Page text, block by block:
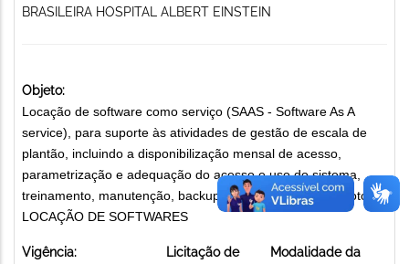
BRASILEIRA HOSPITAL ALBERT EINSTEIN
Objeto:
Locação de software como serviço (SAAS - Software As A
service), para suporte às atividades de gestão de escala de
plantão, incluindo a disponibilização mensal de acesso,
parametrização e adequação do acesso e uso do sistema,
treinamento, manutenção, backup e suporte técnico remoto.
LOCAÇÃO DE SOFTWARES
Vigência:
Licitação de
Modalidade da